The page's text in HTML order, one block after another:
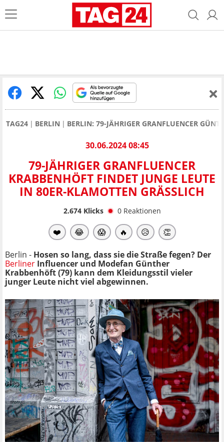
TAG24 BERLIN BERLIN: 79-JÄHRIGER GRANFLUENCER
30.06.2024 08:45
79-JÄHRIGER GRANFLUENCER
KRABBENHÖFT FINDET JUNGE LEUTE
IN 80ER-KLAMOTTEN GRÄSSLICH
2.674Klicks 0 Reaktionen
❤️ 😂 😱 🔥 😥 👏
Berlin - Hosen so lang, dass sie die Straße fegen? Der
Berliner Influencer und Modefan Günther
Krabbenhöft (79) kann dem Kleidungsstil vieler
junger Leute nicht viel abgewinnen.